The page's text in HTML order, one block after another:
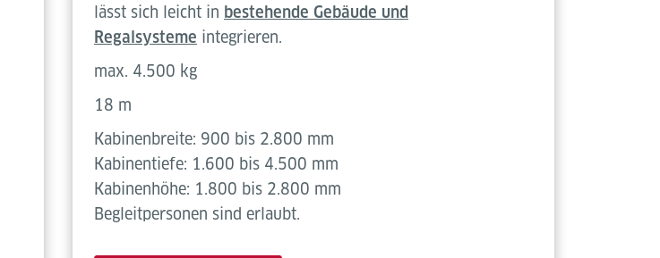
lässt sich leicht in bestehende Gebäude und
Regalsysteme integrieren.
max. 4.500 kg
18 m
Kabinenbreite: 900 bis 2.800 mm
Kabinentiefe: 1.600 bis 4.500 mm
Kabinenhöhe: 1.800 bis 2.800 mm
Begleitpersonen sind erlaubt.